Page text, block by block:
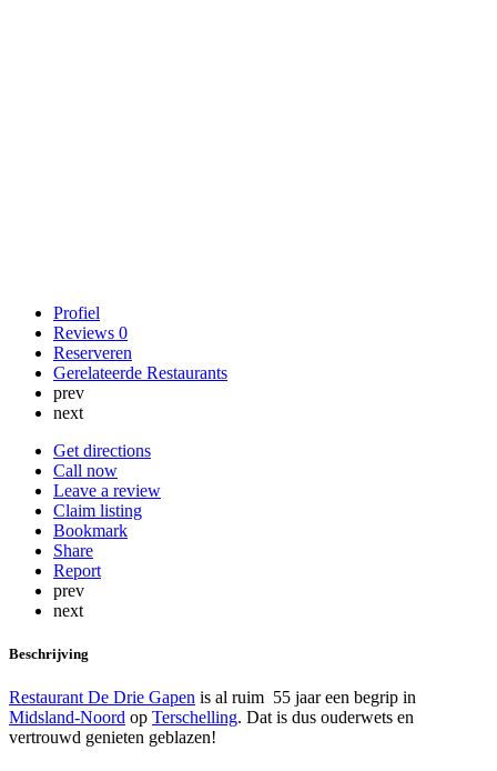
Profiel
Reviews 0
Reserveren
Gerelateerde Restaurants
prev
next
Get directions
Call now
Leave a review
Claim listing
Bookmark
Share
Report
prev
next
Beschrijving
Restaurant De Drie Gapen is al ruim 55 jaar een begrip in
Midsland-Noord op Terschelling. Dat is dus ouderwets en
vertrouwd genieten geblazen!